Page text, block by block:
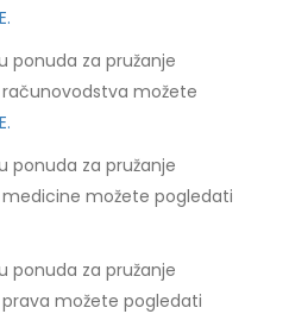
ponuda za pružanje
možete
ponuda za pružanje
možete pogledati
ponuda za pružanje
možete pogledati